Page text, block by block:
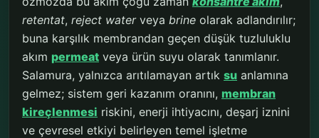
retentat, reject waterveya brine olarak adlandırılır;
buna karşılık membrandan geçen düşük tuzluluklu
akım permeat veya ürün suyu olarak tanımlanır.
Salamura, yalnızca arıtılamayan artık su anlamına
gelmez; sistem geri kazanım oranını, membran
kireçlenmesi riskini, enerji ihtiyacını, deşarj iznini
ve çevresel etkiyi belirleyen temel işletme